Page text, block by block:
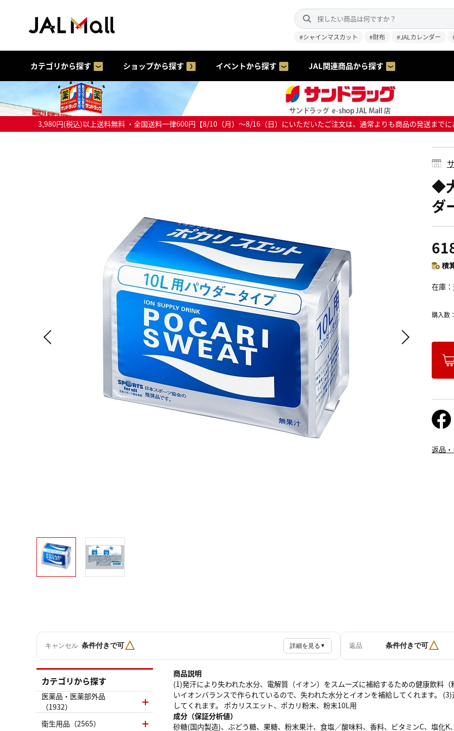
#シャインマスカット #財布 #JALカレンダー
カテゴリから探す ショップから探す イベントから探す JAL関連商品から探す
3,980円(税込)以上送料無料 ・全国送料一律600円【8/10（月）～8/16（日）にいただいたご注文は、通常よりも商品の発送まで
◆
ダ
積
在庫
購入数：
返品
キャンセル 条件付きで可△ 詳細を見る ▼ 返品 条件付きで可△
商品説明
(1)発汗により失われた水分、電解質（イオン）をスムーズに補給するための健康飲料
いイオンバランスで作られているので、失われた水分とイオンを補給してくれます。
してくれます。 ポカリスエット、ポカリ粉末、粉末10L用
成分（保証分析値）
砂糖(国内製造)、ぶどう糖、果糖、粉末果汁、食塩／酸味料、香料、ビタミンC、塩化
カテゴリから探す
医薬品・医薬部外品
（1932）
衛生用品（2565）